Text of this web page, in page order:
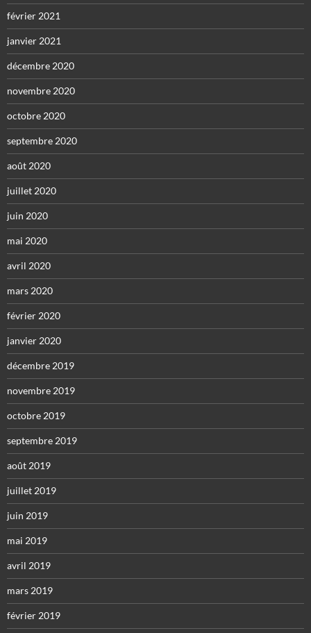
février 2021
janvier 2021
décembre 2020
novembre 2020
octobre 2020
septembre 2020
août 2020
juillet 2020
juin 2020
mai 2020
avril 2020
mars 2020
février 2020
janvier 2020
décembre 2019
novembre 2019
octobre 2019
septembre 2019
août 2019
juillet 2019
juin 2019
mai 2019
avril 2019
mars 2019
février 2019